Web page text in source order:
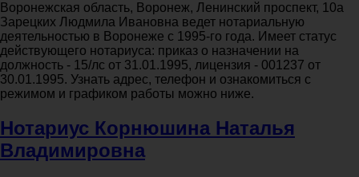
Воронежская область, Воронеж, Ленинский проспект, 10а
Зарецких Людмила Ивановна ведет нотариальную
деятельностью в Воронеже с 1995-го года. Имеет статус
действующего нотариуса: приказ о назначении на
должность - 15/лс от 31.01.1995, лицензия - 001237 от
30.01.1995. Узнать адрес, телефон и ознакомиться с
режимом и графиком работы можно ниже.
Нотариус Корнюшина Наталья
Владимировна